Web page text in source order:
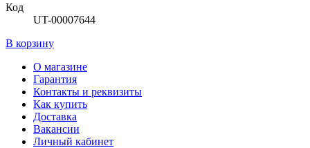
Код
UT-00007644
В корзину
О магазине
Гарантия
Контакты и реквизиты
Как купить
Доставка
Вакансии
Личный кабинет